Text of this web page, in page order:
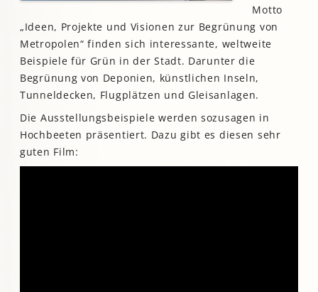
Motto
„Ideen, Projekte und Visionen zur Begrünung von
Metropolen“ finden sich interessante, weltweite
Beispiele für Grün in der Stadt. Darunter die
Begrünung von Deponien, künstlichen Inseln,
Tunneldecken, Flugplätzen und Gleisanlagen.
Die Ausstellungsbeispiele werden sozusagen in
Hochbeeten präsentiert. Dazu gibt es diesen sehr
guten Film: